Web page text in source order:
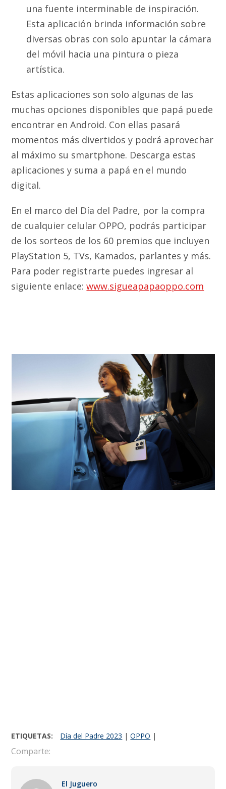
una fuente interminable de inspiración.
Esta aplicación brinda información sobre
diversas obras con solo apuntar la cámara
del móvil hacia una pintura o pieza
artística.
Estas aplicaciones son solo algunas de las
muchas opciones disponibles que papá puede
encontrar en Android. Con ellas pasará
momentos más divertidos y podrá aprovechar
al máximo su smartphone. Descarga estas
aplicaciones y suma a papá en el mundo
digital.
En el marco del Día del Padre, por la compra
de cualquier celular OPPO, podrás participar
de los sorteos de los 60 premios que incluyen
PlayStation 5, TVs, Kamados, parlantes y más.
Para poder registrarte puedes ingresar al
siguiente enlace:www.sigueapapaoppo.com
ETIQUETAS: Día del Padre 2023 |OPPO |
Comparte:
El Juguero